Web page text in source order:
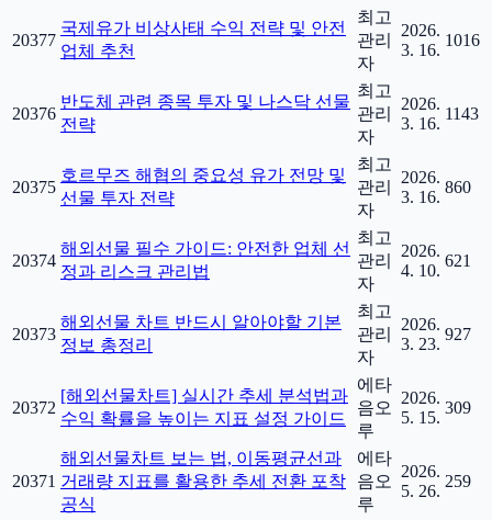
20377
국제유가 비상사태 수익 전략 및 안전
업체 추천
최고
관리
자
2026.
3. 16.
1016
20376
반도체 관련 종목 투자 및 나스닥 선물
전략
최고
관리
자
2026.
3. 16.
1143
20375
호르무즈 해협의 중요성 유가 전망 및
선물 투자 전략
최고
관리
자
2026.
3. 16.
860
20374
해외선물 필수 가이드: 안전한 업체 선
정과 리스크 관리법
최고
관리
자
2026.
4. 10.
621
20373
해외선물 차트 반드시 알아야할 기본
정보 총정리
최고
관리
자
2026.
3. 23.
927
20372
[해외선물차트] 실시간 추세 분석법과
수익 확률을 높이는 지표 설정 가이드
에타
음오
루
2026.
5. 15.
309
20371
해외선물차트 보는 법, 이동평균선과
거래량 지표를 활용한 추세 전환 포착
공식
에타
음오
루
2026.
5. 26.
259